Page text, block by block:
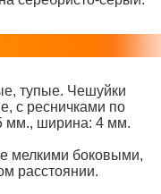
тупые. Чешуйки
с ресничками по
мм., ширина: 4 мм.
мелкими боковыми,
расстоянии.